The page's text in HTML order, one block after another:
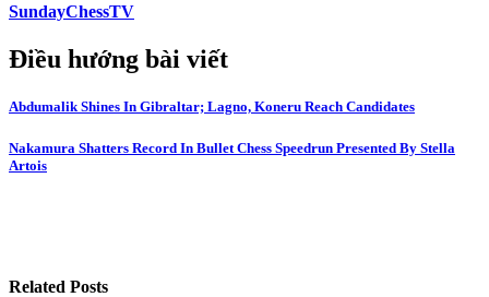
SundayChessTV
Điều hướng bài viết
Abdumalik Shines In Gibraltar; Lagno, Koneru Reach Candidates
Nakamura Shatters Record In Bullet Chess Speedrun Presented By Stella
Artois
Related Posts